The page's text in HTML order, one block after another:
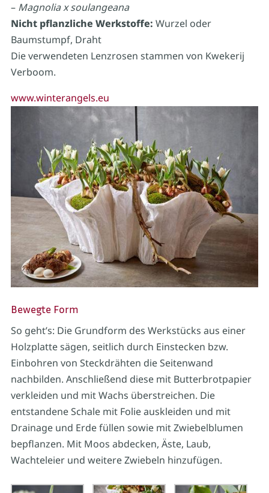
– Magnolia x soulangeana
Nicht pflanzliche Werkstoffe: Wurzel oder
Baumstumpf, Draht
Die verwendeten Lenzrosen stammen von Kwekerij
Verboom.
www.winterangels.eu
Bewegte Form
So geht’s: Die Grundform des Werkstücks aus einer
Holzplatte sägen, seitlich durch Einstecken bzw.
Einbohren von Steckdrähten die Seitenwand
nachbilden. Anschließend diese mit Butterbrotpapier
verkleiden und mit Wachs überstreichen. Die
entstandene Schale mit Folie auskleiden und mit
Drainage und Erde füllen sowie mit Zwiebelblumen
bepflanzen. Mit Moos abdecken, Äste, Laub,
Wachteleier und weitere Zwiebeln hinzufügen.